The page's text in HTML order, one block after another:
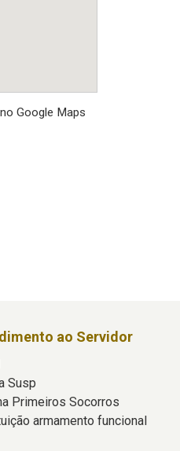
Google Maps
ao Servidor
Susp
Primeiros Socorros
armamento funcional